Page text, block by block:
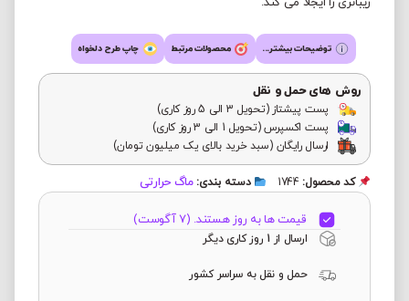
توضیحات بیشتر... محصولات مرتبط چاپ طرح دلخواه
روش های حمل و نقل
پست پیشتاز (تحویل 3 الی 5 روز کاری)
پست اکسپرس (تحویل 1 الی 3 روز کاری)
ارسال رایگان (سبد خرید بالای یک میلیون تومان)
کد محصول: 1744 دسته بندی: ماگ حرارتی
قیمت ها به روز هستند. (7 آگوست)
ارسال از 1 روز کاری دیگر
حمل و نقل به سراسر کشور